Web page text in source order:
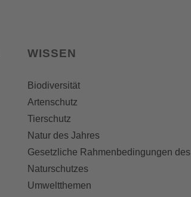
WISSEN
Biodiversität
Artenschutz
Tierschutz
Natur des Jahres
Gesetzliche Rahmenbedingungen des
Naturschutzes
Umweltthemen